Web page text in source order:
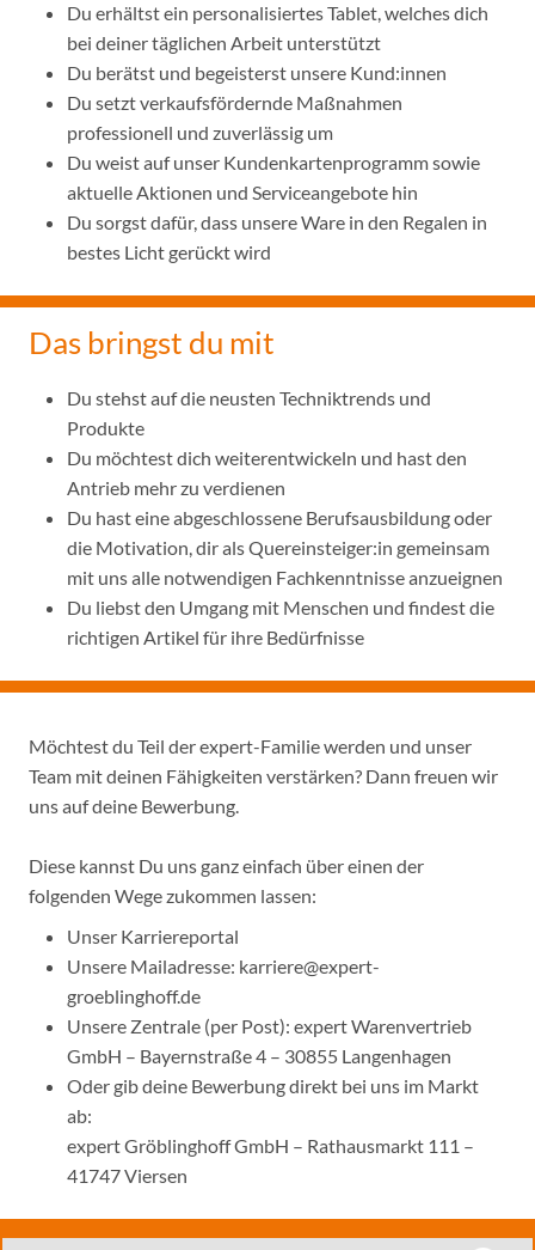
Du erhältst ein personalisiertes Tablet, welches dich
bei deiner täglichen Arbeit unterstützt
Du berätst und begeisterst unsere Kund:innen
Du setzt verkaufsfördernde Maßnahmen
professionell und zuverlässig um
Du weist auf unser Kundenkartenprogramm sowie
aktuelle Aktionen und Serviceangebote hin
Du sorgst dafür, dass unsere Ware in den Regalen in
bestes Licht gerückt wird
Das bringst du mit
Du stehst auf die neusten Techniktrends und
Produkte
Du möchtest dich weiterentwickeln und hast den
Antrieb mehr zu verdienen
Du hast eine abgeschlossene Berufsausbildung oder
die Motivation, dir als Quereinsteiger:in gemeinsam
mit uns alle notwendigen Fachkenntnisse anzueignen
Du liebst den Umgang mit Menschen und findest die
richtigen Artikel für ihre Bedürfnisse
Möchtest du Teil der expert-Familie werden und unser
Team mit deinen Fähigkeiten verstärken? Dann freuen wir
uns auf deine Bewerbung.
Diese kannst Du uns ganz einfach über einen der
folgenden Wege zukommen lassen:
Unser Karriereportal
Unsere Mailadresse: karriere@expert-
groeblinghoff.de
Unsere Zentrale (per Post): expert Warenvertrieb
GmbH – Bayernstraße 4 – 30855 Langenhagen
Oder gib deine Bewerbung direkt bei uns im Markt
ab:
expert Gröblinghoff GmbH – Rathausmarkt 111 –
41747 Viersen